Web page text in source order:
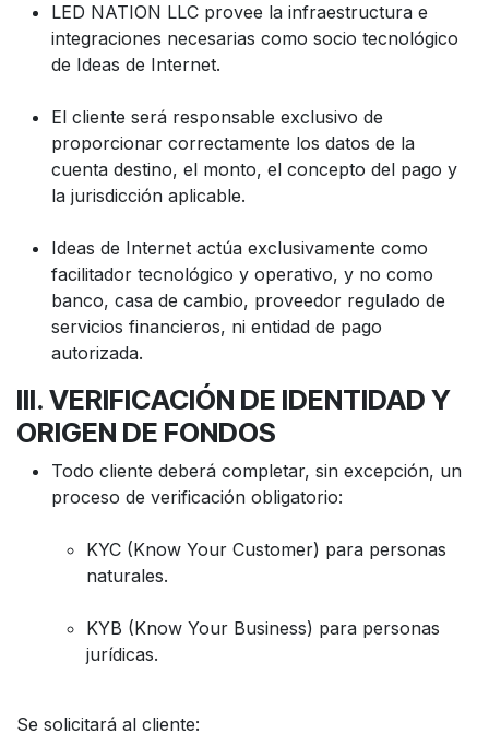
LED NATION LLC provee la infraestructura e
integraciones necesarias como socio tecnológico
de Ideas de Internet.
El cliente será responsable exclusivo de
proporcionar correctamente los datos de la
cuenta destino, el monto, el concepto del pago y
la jurisdicción aplicable.
Ideas de Internet actúa exclusivamente como
facilitador tecnológico y operativo, y no como
banco, casa de cambio, proveedor regulado de
servicios financieros, ni entidad de pago
autorizada.
III. VERIFICACIÓN DE IDENTIDAD Y
ORIGEN DE FONDOS
Todo cliente deberá completar, sin excepción, un
proceso de verificación obligatorio:
KYC (Know Your Customer) para personas
naturales.
KYB (Know Your Business) para personas
jurídicas.
Se solicitará al cliente: